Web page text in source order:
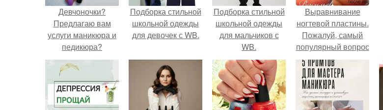
Девчоночки?
Предлагаю вам
услуги маникюра и
педикюра?
Подборка стильной
школьной одежды
для девочек с WB.
Подборка стильной
школьной одежды
для мальчиков с
WB.
Выравнивание
ногтевой пластины.
Пожалуй, самый
популярный вопрос
среди клиентов:
"что такое
выравнивание
ногтевой пластины
и для чего это